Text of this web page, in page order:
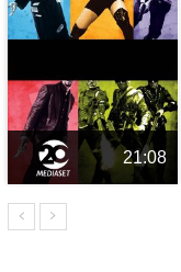
21:08